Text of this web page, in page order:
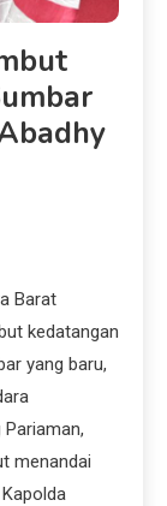
Barat
kedatangan
yang baru,
menandai